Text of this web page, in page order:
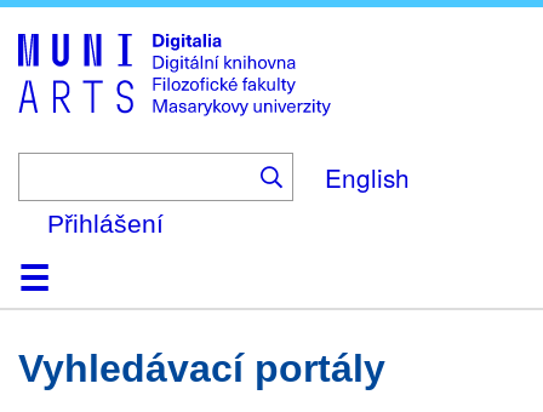
to
main
content
English
Přihlášení
DomůKolekce
Prohlížení
Vyhledávání
O platformě
Nápověda
KontaktDigitalia
vyhledávací portály